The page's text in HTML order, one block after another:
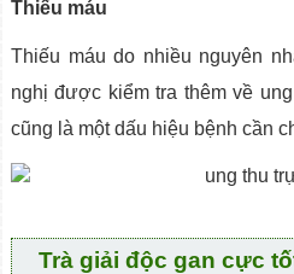
Thiếu máu
Thiếu máu do nhiều nguyên
nghị được kiểm tra thêm về
cũng là một dấu hiệu bệnh cần
Trà giải độc gan cực